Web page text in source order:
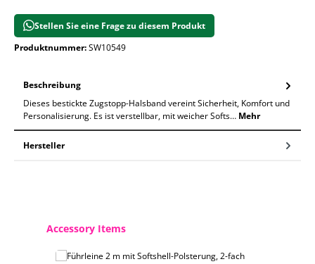
Stellen Sie eine Frage zu diesem Produkt
Produktnummer:SW10549
Beschreibung
Dieses bestickte Zugstopp-Halsband vereint Sicherheit, Komfort und
Personalisierung. Es ist verstellbar, mit weicher Softs… Mehr
Hersteller
Produktgalerie überspringen
Accessory Items